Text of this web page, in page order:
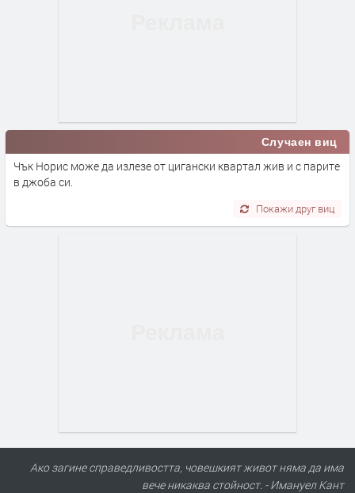
Случаен виц
Чък Норис може да излезе от цигански квартал жив и с парите
в джоба си.
Покажи друг виц
Ако загине справедливостта, човешкият живот няма да има
вече никаква стойност. - Имануел Кант